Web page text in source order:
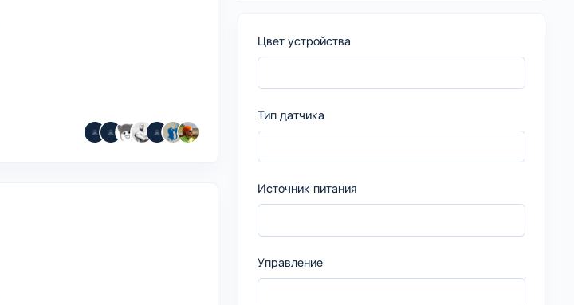
Цвет устройства
Тип датчика
Источник питания
Управление